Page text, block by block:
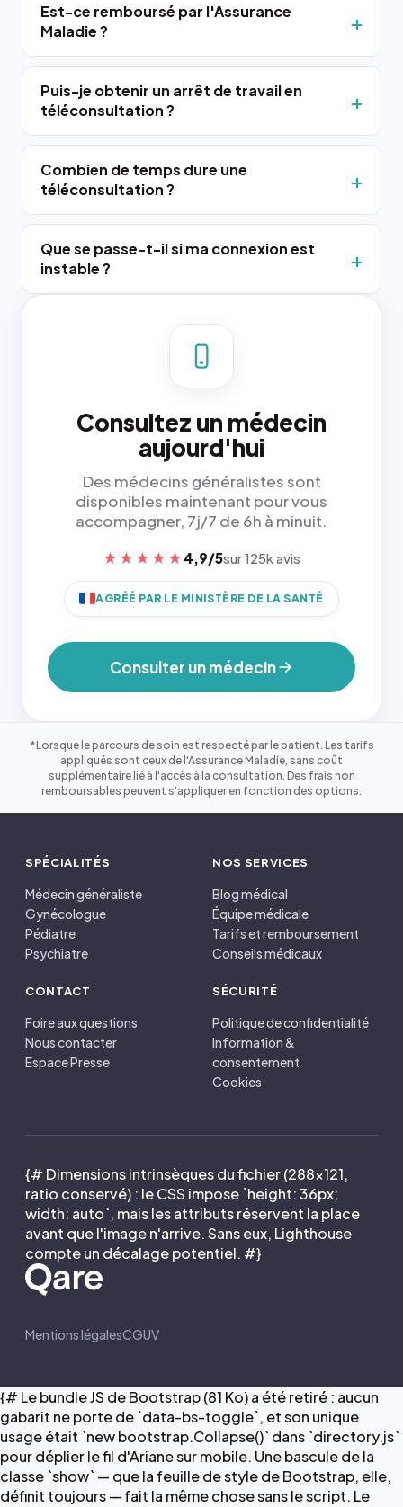
Est-ce remboursé par l'Assurance
Maladie ?
Puis-je obtenir un arrêt de travail en
téléconsultation ?
Combien de temps dure une
téléconsultation ?
Que se passe-t-il si ma connexion est
instable ?
Consultez un médecin
aujourd'hui
Des médecins généralistes sont
disponibles maintenant pour vous
accompagner, 7j/7 de 6h à minuit.
★★★★★ 4,9/5sur 125k avis
AGRÉÉ PAR LE MINISTÈRE DE LA SANTÉ
Consulter un médecin
*Lorsque le parcours de soin est respecté par le patient. Les tarifs
appliqués sont ceux de l'Assurance Maladie, sans coût
supplémentaire lié à l'accès à la consultation. Des frais non
remboursables peuvent s'appliquer en fonction des options.
SPÉCIALITÉS
Médecin généraliste
Gynécologue
Pédiatre
Psychiatre
NOS SERVICES
Blog médical
Équipe médicale
Tarifs et remboursement
Conseils médicaux
CONTACT
Foire aux questions
Nous contacter
Espace Presse
SÉCURITÉ
Politique de confidentialité
Information &
consentement
Cookies
{# Dimensions intrinsèques du fichier (288×121,
ratio conservé) : le CSS impose `height: 36px;
width: auto`, mais les attributs réservent la place
avant que l'image n'arrive. Sans eux, Lighthouse
compte un décalage potentiel. #}
Mentions légalesCGUV
{# Le bundle JS de Bootstrap (81 Ko) a été retiré : aucun
gabarit ne porte de `data-bs-toggle`, et son unique
usage était `new bootstrap.Collapse()` dans `directory.js`
pour déplier le fil d'Ariane sur mobile. Une bascule de la
classe `show` — que la feuille de style de Bootstrap, elle,
définit toujours — fait la même chose sans le script. Le